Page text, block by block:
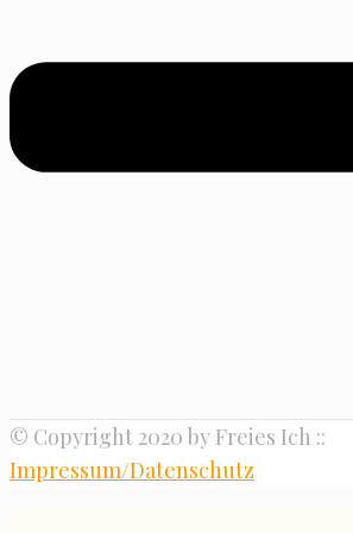
© Copyright 2020 by Freies Ich ::
Impressum/Datenschutz